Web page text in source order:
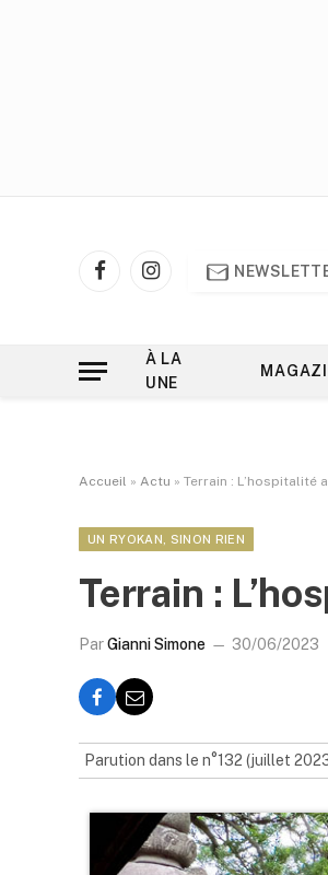
FacebookInstagram
À LA
UNE
Accueil » Actu » Terrain : L’hospitalité
UN RYOKAN, SINON RIEN
Terrain :
ParGianni Simone 30/06/2023
Parution dans le n°132 (juillet